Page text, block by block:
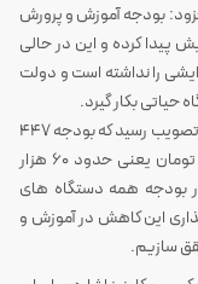
بودجه آموزش و پرورش
برابر افزایش پیدا کرده و این در حالی
را نداشته است و دولت
حیاتی بکار گیرد.
جهانگیری خاطرنشان کرد: در جلسه سران سه قوه به تصویب رسید که بودجه 447
هزار میلیارد تومانی سال 98 به 386 هزار میلیارد تومان یعنی حدود 60 هزار
بودجه همه دستگاه های
این کاهش در آموزش و
سازیم.